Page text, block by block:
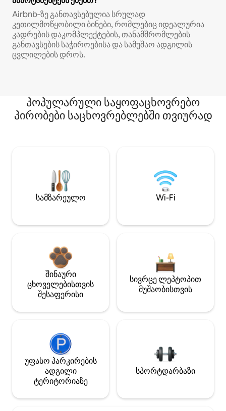
Airbnb‑ზე განთავსებულია სრულად
კეთილმოწყობილი ბინები, რომლებიც იდეალურია
კადრების დაკომპლექტების, თანამშრომლების
განთავსების საჭიროებისა და სამუშაო ადგილის
ცვლილების დროს.
პოპულარული საყოფაცხოვრებო
პირობები საცხოვრებლებში თვიურად
სამზარეულო Wi-Fi
შინაური
ცხოველებისთვის
შესაფერისი
სივრცე ლეპტოპით
მუშაობისთვის
უფასო პარკირების
ადგილი
ტერიტორიაზე
სპორტდარბაზი